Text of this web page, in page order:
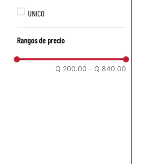
UNICO
Rangos de precio
Q 200.00 – Q 840.00